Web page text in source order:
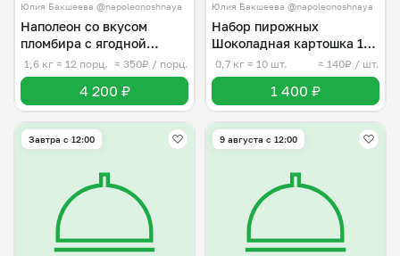
Юлия Бакшеева @napoleonoshnaya
Наполеон со вкусом
пломбира с ягодной
начинкой
1,6 кг ≈ 12 порц. ≈ 350₽ / порц.
4 200 ₽
Юлия Бакшеева @napoleonoshnaya
Набор пирожных
Шоколадная картошка 10
шт.
0,7 кг ≈ 10 шт. ≈ 140₽ / шт.
1 400 ₽
Завтра c 12:00 9 августа с 12:00